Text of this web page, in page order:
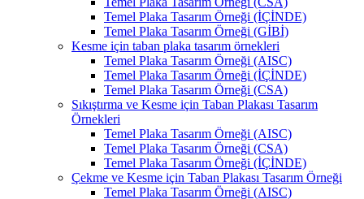
Temel Plaka Tasarım Örneği (İÇİNDE)
Temel Plaka Tasarım Örneği (GİBİ)
Kesme için taban plaka tasarım örnekleri
Temel Plaka Tasarım Örneği (AISC)
Temel Plaka Tasarım Örneği (İÇİNDE)
Temel Plaka Tasarım Örneği (CSA)
Sıkıştırma ve Kesme için Taban Plakası Tasarım
Örnekleri
Temel Plaka Tasarım Örneği (AISC)
Temel Plaka Tasarım Örneği (CSA)
Temel Plaka Tasarım Örneği (İÇİNDE)
Çekme ve Kesme için Taban Plakası Tasarım Örneği
Temel Plaka Tasarım Örneği (AISC)